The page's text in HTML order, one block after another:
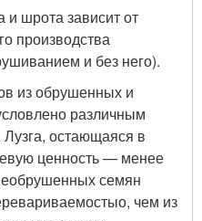
шрота зависит от
производства
и без него).
из обрушенных и
различным
остающаяся в
ценность — менее
семян
чем из